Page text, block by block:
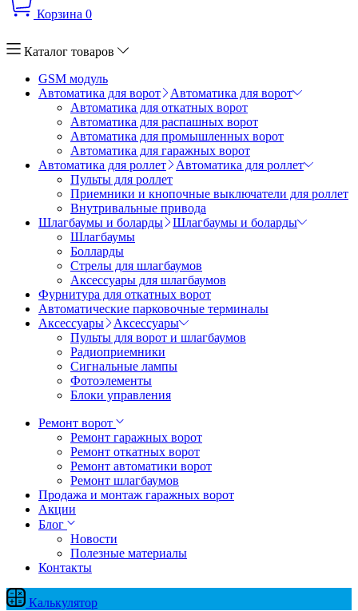
Корзина 0
Каталог товаров
GSM модуль
Автоматика для ворот
Автоматика для ворот
Автоматика для откатных ворот
Автоматика для распашных ворот
Автоматика для промышленных ворот
Автоматика для гаражных ворот
Автоматика для роллет
Автоматика для роллет
Пульты для роллет
Приемники и кнопочные выключатели для роллет
Внутривальные привода
Шлагбаумы и боларды
Шлагбаумы и боларды
Шлагбаумы
Болларды
Стрелы для шлагбаумов
Аксессуары для шлагбаумов
Фурнитура для откатных ворот
Автоматические парковочные терминалы
Аксессуары
Аксессуары
Пульты для ворот и шлагбаумов
Радиоприемники
Сигнальные лампы
Фотоэлементы
Блоки управления
Ремонт ворот
Ремонт гаражных ворот
Ремонт откатных ворот
Ремонт автоматики ворот
Ремонт шлагбаумов
Продажа и монтаж гаражных ворот
Акции
Блог
Новости
Полезные материалы
Контакты
Калькулятор